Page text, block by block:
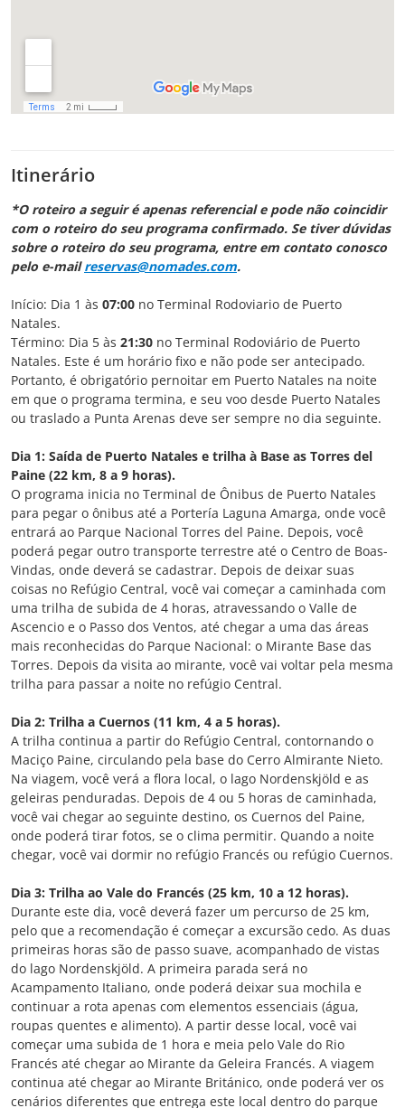
Itinerário
*O roteiro a seguir é apenas referencial e pode não coincidir
com o roteiro do seu programa confirmado. Se tiver dúvidas
sobre o roteiro do seu programa, entre em contato conosco
pelo e-mailreservas@nomades.com.
Início: Dia 1 às 07:00 no Terminal Rodoviario de Puerto
Natales.
Término: Dia 5 às 21:30 no Terminal Rodoviário de Puerto
Natales. Este é um horário fixo e não pode ser antecipado.
Portanto, é obrigatório pernoitar em Puerto Natales na noite
em que o programa termina, e seu voo desde Puerto Natales
ou traslado a Punta Arenas deve ser sempre no dia seguinte.​
Dia 1: Saída de Puerto Natales e trilha à Base as Torres del
Paine (22 km, 8 a 9 horas).
O programa inicia no Terminal de Ônibus de Puerto Natales
para pegar o ônibus até a Portería Laguna Amarga, onde você
entrará ao Parque Nacional Torres del Paine. Depois, você
poderá pegar outro transporte terrestre até o Centro de Boas-
Vindas, onde deverá se cadastrar. Depois de deixar suas
coisas no Refúgio Central, você vai começar a caminhada com
uma trilha de subida de 4 horas, atravessando o Valle de
Ascencio e o Passo dos Ventos, até chegar a uma das áreas
mais reconhecidas do Parque Nacional: o Mirante Base das
Torres. Depois da visita ao mirante, você vai voltar pela mesma
trilha para passar a noite no refúgio Central.
Dia 2: Trilha a Cuernos (11 km, 4 a 5 horas).
A trilha continua a partir do Refúgio Central, contornando o
Maciço Paine, circulando pela base do Cerro Almirante Nieto.
Na viagem, você verá a flora local, o lago Nordenskjöld e as
geleiras penduradas. Depois de 4 ou 5 horas de caminhada,
você vai chegar ao seguinte destino, os Cuernos del Paine,
onde poderá tirar fotos, se o clima permitir. Quando a noite
chegar, você vai dormir no refúgio Francés ou refúgio Cuernos.
Dia 3: Trilha ao Vale do Francés (25 km, 10 a 12 horas).
Durante este dia, você deverá fazer um percurso de 25 km,
pelo que a recomendação é começar a excursão cedo. As duas
primeiras horas são de passo suave, acompanhado de vistas
do lago Nordenskjöld. A primeira parada será no
Acampamento Italiano, onde poderá deixar sua mochila e
continuar a rota apenas com elementos essenciais (água,
roupas quentes e alimento). A partir desse local, você vai
começar uma subida de 1 hora e meia pelo Vale do Rio
Francés até chegar ao Mirante da Geleira Francés. A viagem
continua até chegar ao Mirante Británico, onde poderá ver os
cenários diferentes que entrega este local dentro do parque